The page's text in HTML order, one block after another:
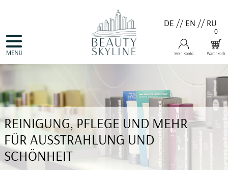
DE //EN //RU
0
NAVIGATION
VALMONT
MENARD
MEDER
COSNOBELL
PROBIO DERM・INFO
BELLEFONTAINE
DERMALOGICA
EVA GARDEN
APHRO CELINA
ANGEBOTE
REINIGUNG, PFLEGE UND MEHR
FÜR AUSSTRAHLUNG UND
SCHÖNHEIT